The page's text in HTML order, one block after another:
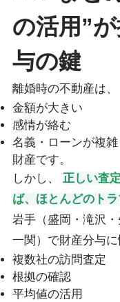
の活用”
与の鍵
離婚時の不動産は、
金額が大きい
感情が絡む
名義・ローンが複
財産です。
しかし、 正しい査
ば、ほとんどのトラ
岩手（盛岡・滝沢
一関）で財産分与に
複数社の訪問査定
根拠の確認
平均値の活用